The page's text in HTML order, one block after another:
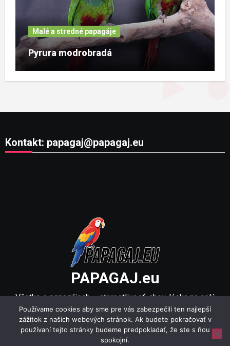
Malé a stredné papagáje
Pyrura modrobradá
Kontakt: papagaj@papagaj.eu
PAPAGAJ.eu
Všetko o papagájoch – starostlivosť, chov, láska na celý
život!
Používame cookies aby sme pre vás zabezpečili ten najlepší
zážitok z našich webových stránok. Ak budete pokračovať v
používaní tejto stránky budeme predpokladať, že ste s ňou
spokojní.